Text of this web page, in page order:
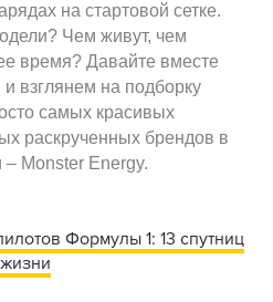
на стартовой сетке.
Чем живут, чем
время? Давайте вместе
взглянем на подборку
самых красивых
раскрученных брендов в
– Monster Energy.
Формулы 1: 13 спутниц
жизни